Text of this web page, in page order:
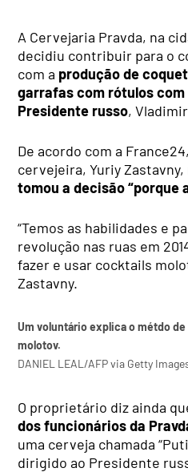
A Cervejaria Pravda, na
decidiu contribuir para o
com a produção de
garrafas com rótulos com
Presidente russo,
De acordo com a
cervejeira, Yuriy
tomou a decisão “porque
“Temos as habilidades e
revolução nas ruas em
fazer e usar cocktails
Zastavny.
Um voluntário explica o métdo
molotov.
DANIEL LEAL/AFP via Getty
O proprietário diz ainda
dos funcionários da
uma cerveja chamada
dirigido ao Presidente